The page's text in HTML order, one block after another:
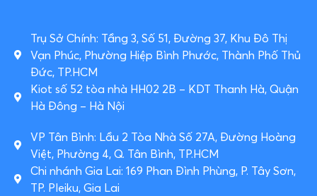
Trụ Sở Chính: Tầng 3, Số 51, Đường 37, Khu Đô Thị
Vạn Phúc, Phường Hiệp Bình Phước, Thành Phố Thủ
Đức, TP.HCM
Kiot số 52 tòa nhà HH02 2B – KDT Thanh Hà, Quận
Hà Đông – Hà Nội
VP Tân Bình: Lầu 2 Tòa Nhà Số 27A, Đường Hoàng
Việt, Phường 4, Q. Tân Bình, TP.HCM
Chi nhánh Gia Lai: 169 Phan Đình Phùng, P. Tây Sơn,
TP. Pleiku, Gia Lai